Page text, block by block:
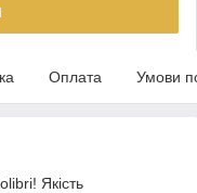
Оплата Умови
Якість